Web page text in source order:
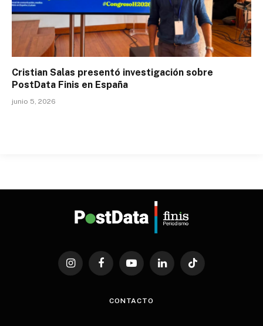
Cristian Salas presentó investigación sobre
PostData Finis en España
junio 5, 2026
InstagramFacebookYouTubeLinkedInTikTok
CONTACTO